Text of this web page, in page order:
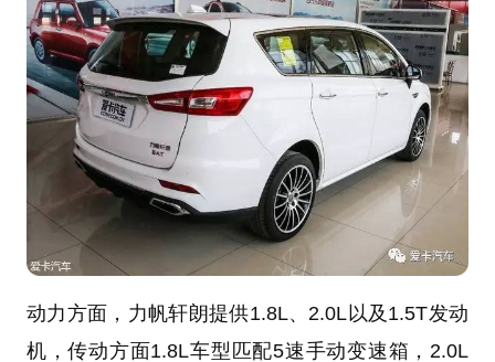
动力方面，力帆轩朗提供1.8L、2.0L以及1.5T发动
机，传动方面1.8L车型匹配5速手动变速箱，2.0L